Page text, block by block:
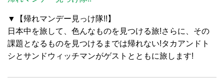
▼【帰れマンデー見っけ隊!!】
日本中を旅して、色んなものを見つける旅!さらに、その
課題となるものを見つけるまでは帰れない!タカアンドト
シとサンドウィッチマンがゲストとともに旅します!